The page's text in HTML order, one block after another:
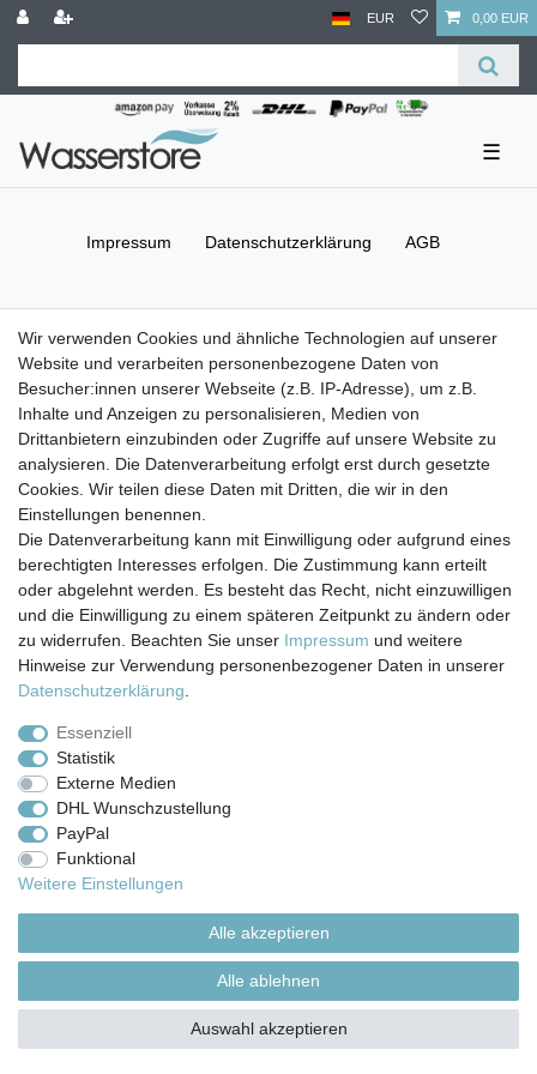
EUR 0,00 EUR
☰
Impressum Daten­schutz­erklärung AGB
Vertrag widerrufen Kontakt
Versand- & Zahlungsbedingungen
© Copyright 2026 | Alle Rechte vorbehalten.
Wir verwenden Cookies und ähnliche Technologien auf unserer
Website und verarbeiten personenbezogene Daten von
Besucher:innen unserer Webseite (z.B. IP-Adresse), um z.B.
Inhalte und Anzeigen zu personalisieren, Medien von
Drittanbietern einzubinden oder Zugriffe auf unsere Website zu
analysieren. Die Datenverarbeitung erfolgt erst durch gesetzte
Cookies. Wir teilen diese Daten mit Dritten, die wir in den
Einstellungen benennen.
Die Datenverarbeitung kann mit Einwilligung oder aufgrund eines
berechtigten Interesses erfolgen. Die Zustimmung kann erteilt
oder abgelehnt werden. Es besteht das Recht, nicht einzuwilligen
und die Einwilligung zu einem späteren Zeitpunkt zu ändern oder
zu widerrufen. Beachten Sie unser Impressum und weitere
Hinweise zur Verwendung personenbezogener Daten in unserer
Daten­schutz­erklärung
Essenziell
Statistik
Externe Medien
DHL Wunschzustellung
PayPal
Funktional
Weitere Einstellungen
Alle akzeptieren
Alle ablehnen
Auswahl akzeptieren